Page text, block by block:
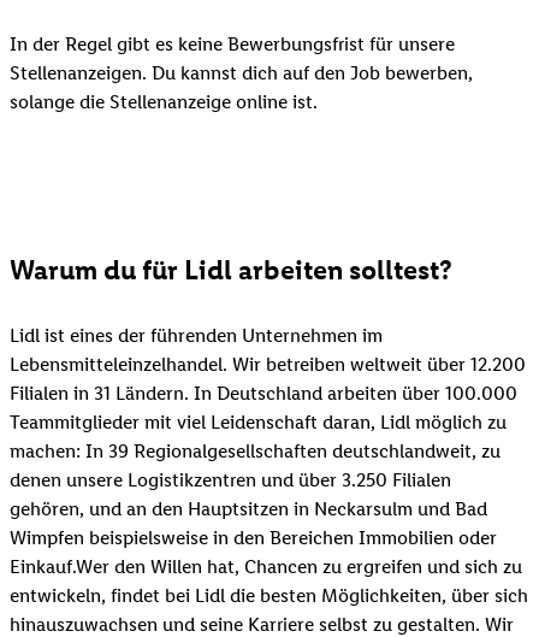
In der Regel gibt es keine Bewerbungsfrist für unsere
Stellenanzeigen. Du kannst dich auf den Job bewerben,
solange die Stellenanzeige online ist.
Warum du für Lidl arbeiten solltest?
Lidl ist eines der führenden Unternehmen im
Lebensmitteleinzelhandel. Wir betreiben weltweit über 12.200
Filialen in 31 Ländern. In Deutschland arbeiten über 100.000
Teammitglieder mit viel Leidenschaft daran, Lidl möglich zu
machen: In 39 Regionalgesellschaften deutschlandweit, zu
denen unsere Logistikzentren und über 3.250 Filialen
gehören, und an den Hauptsitzen in Neckarsulm und Bad
Wimpfen beispielsweise in den Bereichen Immobilien oder
Einkauf.Wer den Willen hat, Chancen zu ergreifen und sich zu
entwickeln, findet bei Lidl die besten Möglichkeiten, über sich
hinauszuwachsen und seine Karriere selbst zu gestalten. Wir